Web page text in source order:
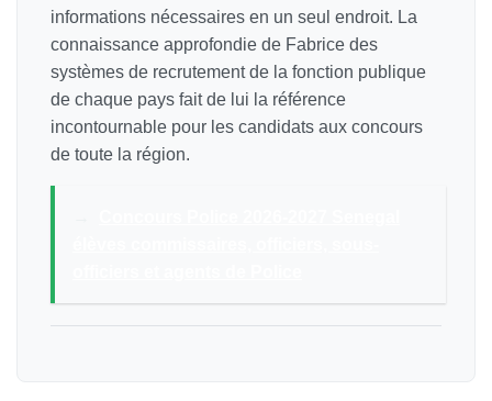
informations nécessaires en un seul endroit. La
connaissance approfondie de Fabrice des
systèmes de recrutement de la fonction publique
de chaque pays fait de lui la référence
incontournable pour les candidats aux concours
de toute la région.